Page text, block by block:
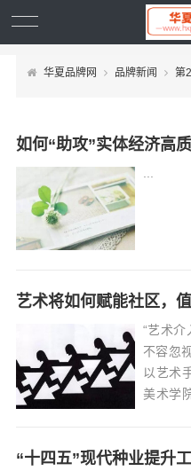
华夏品牌网 品牌新闻 第
如何“助攻”实体经济高
艺术将如何赋能社区，
“艺术介
不容忽
以艺术
美术学
够成为
“十四五”现代种业提升